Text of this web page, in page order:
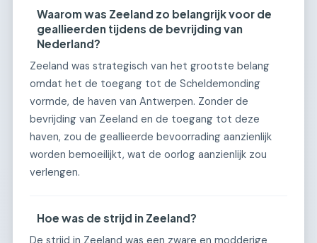
Waarom was Zeeland zo belangrijk voor de
geallieerden tijdens de bevrijding van
Nederland?
Zeeland was strategisch van het grootste belang
omdat het de toegang tot de Scheldemonding
vormde, de haven van Antwerpen. Zonder de
bevrijding van Zeeland en de toegang tot deze
haven, zou de geallieerde bevoorrading aanzienlijk
worden bemoeilijkt, wat de oorlog aanzienlijk zou
verlengen.
Hoe was de strijd in Zeeland?
De strijd in Zeeland was een zware en modderige